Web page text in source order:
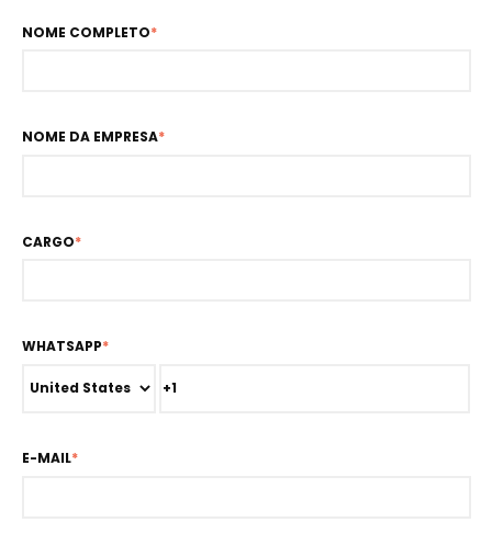
NOME COMPLETO*
NOME DA EMPRESA*
CARGO*
WHATSAPP*
E-MAIL*